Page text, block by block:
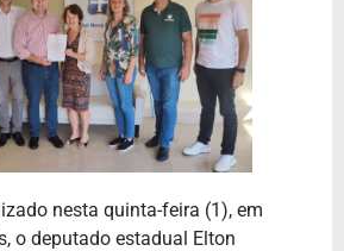
nesta quinta-feira (1), em
o deputado estadual Elton